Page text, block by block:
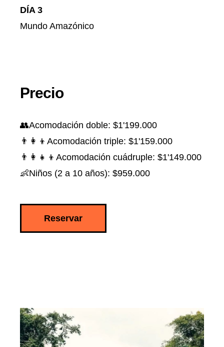
DÍA 3
Mundo Amazónico
Precio
👥Acomodación doble: $1'199.000
👨‍👩‍👦Acomodación triple: $1'159.000
👨‍👩‍👧‍👦Acomodación cuádruple: $1'149.000
👶Niños (2 a 10 años): $959.000
Reservar